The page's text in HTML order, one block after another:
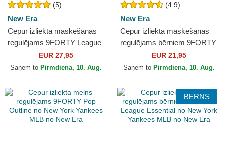
(5)
New Era
Cepur izliekta maskēšanas
regulējams 9FORTY League
Essential no New York
Yankees MLB no New Era
EUR 27,95
Saņem to Pirmdiena, 10. Aug.
(4.9)
New Era
Cepur izliekta maskēšanas
regulējams bērniem 9FORTY
League Essential no New
York Yankees MLB no...
EUR 21,95
Saņem to Pirmdiena, 10. Aug.
BĒRNS